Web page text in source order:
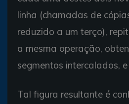
linha (chamadas de
reduzido a um terço),
a mesma operação,
segmentos intercalados,
Tal figura resultante é